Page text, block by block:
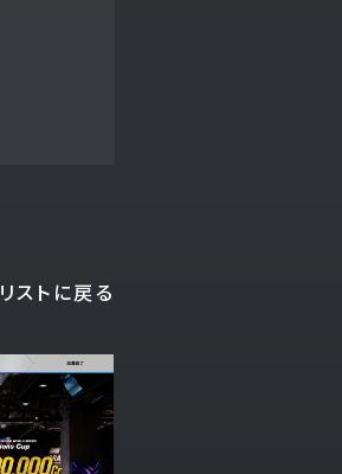
リストに戻る